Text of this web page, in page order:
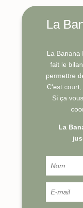
La
La Banana
fait le
permettre
C'est
Si ça
La